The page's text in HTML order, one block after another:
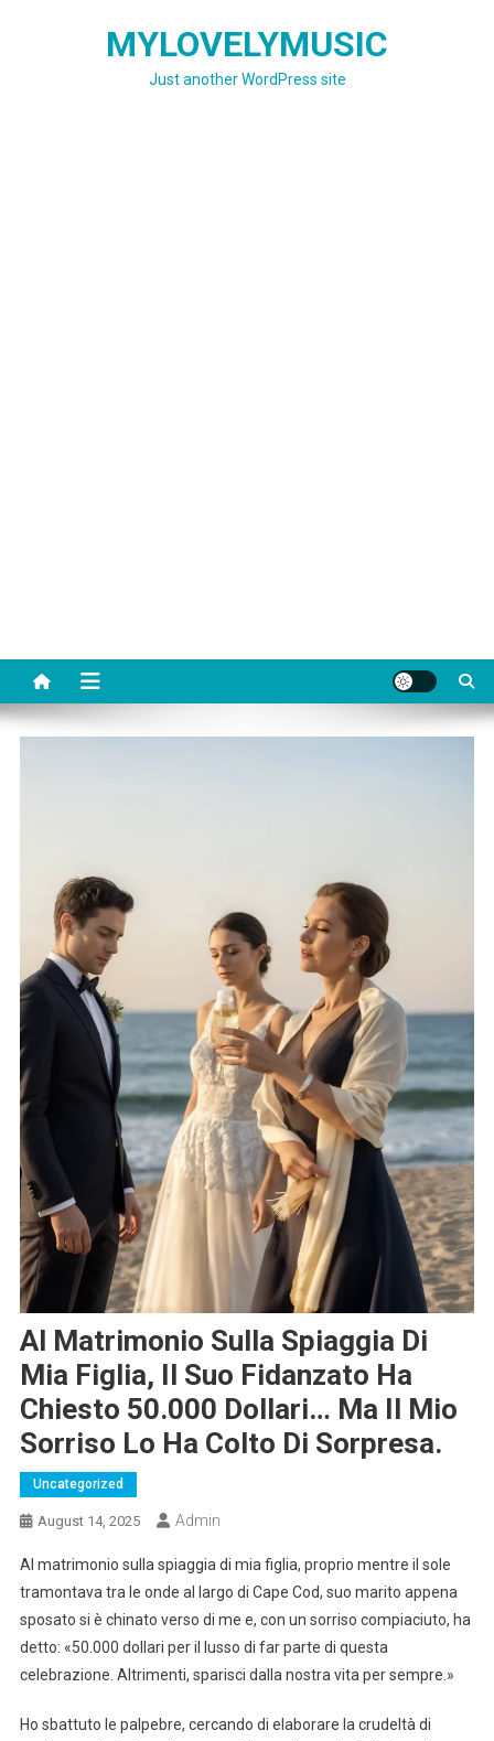
MYLOVELYMUSIC
Just another WordPress site
Al Matrimonio Sulla Spiaggia Di
Mia Figlia, Il Suo Fidanzato Ha
Chiesto 50.000 Dollari… Ma Il Mio
Sorriso Lo Ha Colto Di Sorpresa.
Uncategorized
August 14, 2025 Admin
Al matrimonio sulla spiaggia di mia figlia, proprio mentre il sole
tramontava tra le onde al largo di Cape Cod, suo marito appena
sposato si è chinato verso di me e, con un sorriso compiaciuto, ha
detto: «50.000 dollari per il lusso di far parte di questa
celebrazione. Altrimenti, sparisci dalla nostra vita per sempre.»
Ho sbattuto le palpebre, cercando di elaborare la crudeltà di